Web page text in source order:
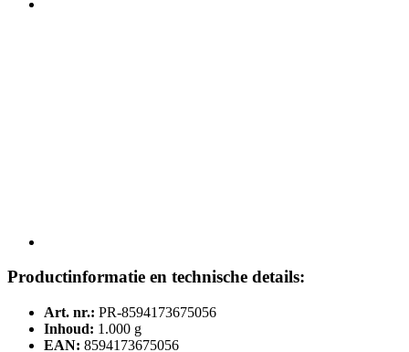
Productinformatie en technische details:
Art. nr.: PR-8594173675056
Inhoud: 1.000 g
EAN: 8594173675056